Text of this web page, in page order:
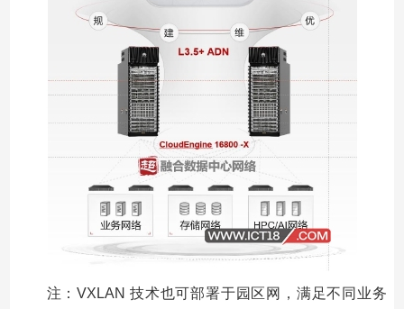
注：VXLAN 技术也可部署于园区网，满足不同业务